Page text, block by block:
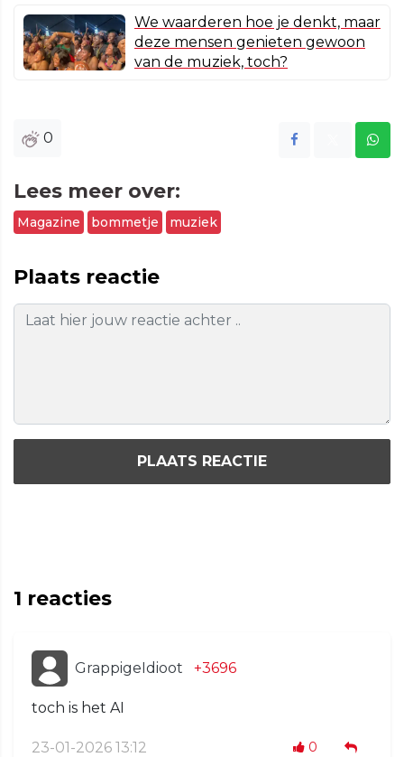
We waarderen hoe je denkt, maar
deze mensen genieten gewoon
van de muziek, toch?
0
Lees meer over:
Magazine bommetje muziek
Plaats reactie
PLAATS REACTIE
1 reacties
GrappigeIdioot +3696
toch is het AI
23-01-2026 13:12 0